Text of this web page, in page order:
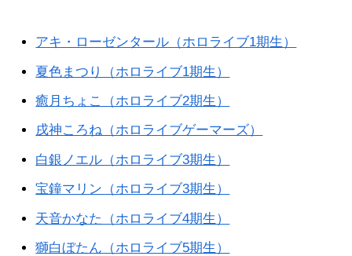
アキ・ローゼンタール（ホロライブ1期生）
夏色まつり（ホロライブ1期生）
癒月ちょこ（ホロライブ2期生）
戌神ころね（ホロライブゲーマーズ）
白銀ノエル（ホロライブ3期生）
宝鐘マリン（ホロライブ3期生）
天音かなた（ホロライブ4期生）
獅白ぼたん（ホロライブ5期生）